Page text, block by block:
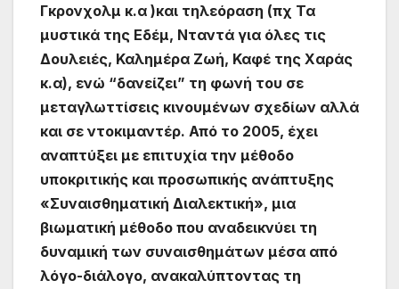
Γκρονχολμ κ.α )και τηλεόραση (πχ Τα
μυστικά της Εδέμ, Νταντά για όλες τις
Δουλειές, Καλημέρα Ζωή, Καφέ της Χαράς
κ.α), ενώ “δανείζει” τη φωνή του σε
μεταγλωττίσεις κινουμένων σχεδίων αλλά
και σε ντοκιμαντέρ. Από το 2005, έχει
αναπτύξει με επιτυχία την μέθοδο
υποκριτικής και προσωπικής ανάπτυξης
«Συναισθηματική Διαλεκτική», μια
βιωματική μέθοδο που αναδεικνύει τη
δυναμική των συναισθημάτων μέσα από
λόγο-διάλογο, ανακαλύπτοντας τη